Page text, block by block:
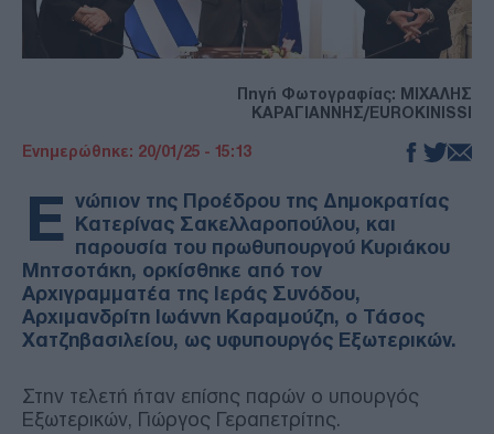
Πηγή Φωτογραφίας: ΜΙΧΑΛΗΣ
ΚΑΡΑΓΙΑΝΝΗΣ/EUROKINISSI
Ενημερώθηκε: 20/01/25 - 15:13
Ε νώπιον της Προέδρου της Δημοκρατίας
Κατερίνας Σακελλαροπούλου, και
παρουσία του πρωθυπουργού Κυριάκου
Μητσοτάκη, ορκίσθηκε από τον
Αρχιγραμματέα της Ιεράς Συνόδου,
Αρχιμανδρίτη Ιωάννη Καραμούζη, ο Τάσος
Χατζηβασιλείου, ως υφυπουργός Εξωτερικών.
Στην τελετή ήταν επίσης παρών ο υπουργός
Εξωτερικών, Γιώργος Γεραπετρίτης.